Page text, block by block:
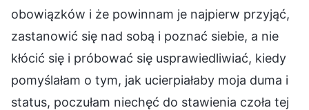
obowiązków i że powinnam je najpierw przyjąć,
zastanowić się nad sobą i poznać siebie, a nie
kłócić się i próbować się usprawiedliwiać, kiedy
pomyślałam o tym, jak ucierpiałaby moja duma i
status, poczułam niechęć do stawienia czoła tej